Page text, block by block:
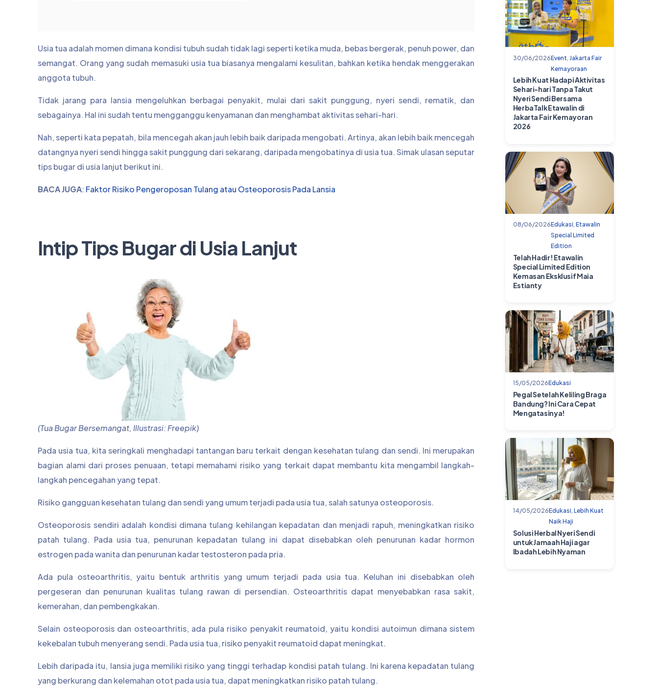
Usia tua adalah momen dimana kondisi tubuh sudah tidak lagi seperti ketika muda, bebas bergerak, penuh power, dan
semangat. Orang yang sudah memasuki usia tua biasanya mengalami kesulitan, bahkan ketika hendak menggerakan
anggota tubuh.
Tidak jarang para lansia mengeluhkan berbagai penyakit, mulai dari sakit punggung, nyeri sendi, rematik, dan
sebagainya. Hal ini sudah tentu mengganggu kenyamanan dan menghambat aktivitas sehari-hari.
Nah, seperti kata pepatah, bila mencegah akan jauh lebih baik daripada mengobati. Artinya, akan lebih baik mencegah
datangnya nyeri sendi hingga sakit punggung dari sekarang, daripada mengobatinya di usia tua. Simak ulasan seputar
tips bugar di usia lanjut berikut ini.
BACA JUGA: Faktor Risiko Pengeroposan Tulang atau Osteoporosis Pada Lansia
Intip Tips Bugar di Usia Lanjut
(Tua Bugar Bersemangat, Illustrasi: Freepik)
Pada usia tua, kita seringkali menghadapi tantangan baru terkait dengan kesehatan tulang dan sendi. Ini merupakan
bagian alami dari proses penuaan, tetapi memahami risiko yang terkait dapat membantu kita mengambil langkah-
langkah pencegahan yang tepat.
Risiko gangguan kesehatan tulang dan sendi yang umum terjadi pada usia tua, salah satunya osteoporosis.
Osteoporosis sendiri adalah kondisi dimana tulang kehilangan kepadatan dan menjadi rapuh, meningkatkan risiko
patah tulang. Pada usia tua, penurunan kepadatan tulang ini dapat disebabkan oleh penurunan kadar hormon
estrogen pada wanita dan penurunan kadar testosteron pada pria.
Ada pula osteoarthritis, yaitu bentuk arthritis yang umum terjadi pada usia tua. Keluhan ini disebabkan oleh
pergeseran dan penurunan kualitas tulang rawan di persendian. Osteoarthritis dapat menyebabkan rasa sakit,
kemerahan, dan pembengkakan.
Selain osteoporosis dan osteoarthritis, ada pula risiko penyakit reumatoid, yaitu kondisi autoimun dimana sistem
kekebalan tubuh menyerang sendi. Pada usia tua, risiko penyakit reumatoid dapat meningkat.
Lebih daripada itu, lansia juga memiliki risiko yang tinggi terhadap kondisi patah tulang. Ini karena kepadatan tulang
yang berkurang dan kelemahan otot pada usia tua, dapat meningkatkan risiko patah tulang.
30/06/2026Event Jakarta Fair
Kemayoraan
Lebih Kuat Hadapi Aktivitas
Sehari-hari Tanpa Takut
Nyeri Sendi Bersama
HerbaTalk Etawalin di
Jakarta Fair Kemayoran
2026
08/06/2026Edukasi Etawalin
Special Limited
Edition
Telah Hadir! Etawalin
Special Limited Edition
Kemasan Eksklusif Maia
Estianty
15/05/2026Edukasi
Pegal Setelah Keliling Braga
Bandung? Ini Cara Cepat
Mengatasinya!
14/05/2026Edukasi, Lebih Kuat
Naik Haji
Solusi Herbal Nyeri Sendi
untuk Jamaah Haji agar
Ibadah Lebih Nyaman